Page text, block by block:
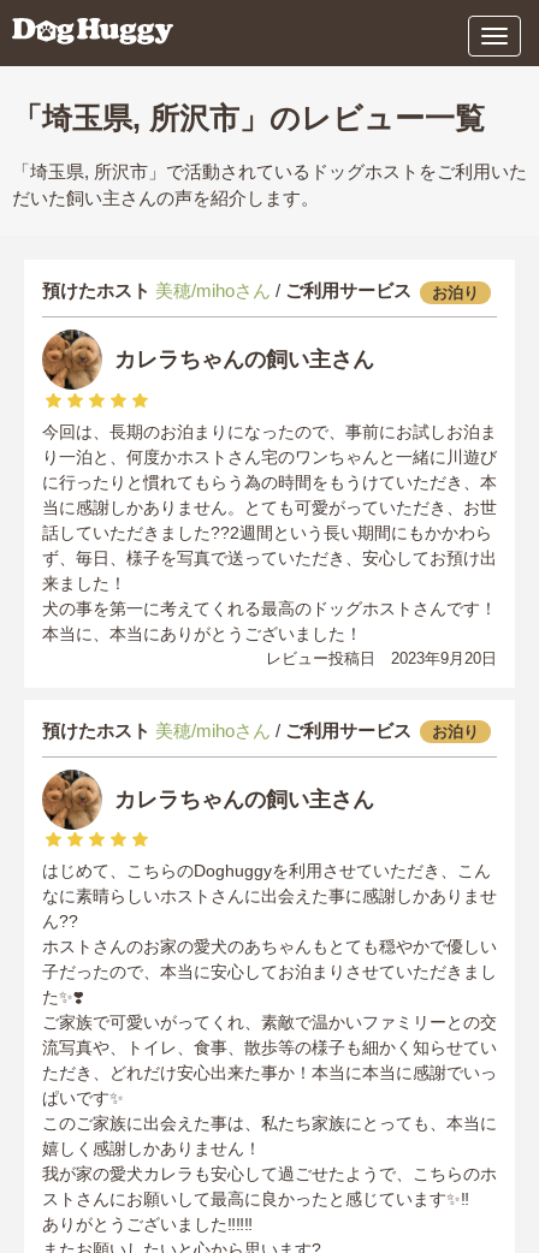
メ
ニ
「埼玉県, 所沢市」のレビュー一覧
「埼玉県, 所沢市」で活動されているドッグホストをご利用いた
だいた飼い主さんの声を紹介します。
預けたホスト 美穂/mihoさん / ご利用サービス お泊り
カレラちゃんの飼い主さん
今回は、長期のお泊まりになったので、事前にお試しお泊ま
り一泊と、何度かホストさん宅のワンちゃんと一緒に川遊び
に行ったりと慣れてもらう為の時間をもうけていただき、本
当に感謝しかありません。とても可愛がっていただき、お世
話していただきました??2週間という長い期間にもかかわら
ず、毎日、様子を写真で送っていただき、安心してお預け出
来ました！
犬の事を第一に考えてくれる最高のドッグホストさんです！
本当に、本当にありがとうございました！
レビュー投稿日 2023年9月20日
預けたホスト 美穂/mihoさん / ご利用サービス お泊り
カレラちゃんの飼い主さん
はじめて、こちらのDoghuggyを利用させていただき、こん
なに素晴らしいホストさんに出会えた事に感謝しかありませ
ん??
ホストさんのお家の愛犬のあちゃんもとても穏やかで優しい
子だったので、本当に安心してお泊まりさせていただきまし
た✨❣️
ご家族で可愛いがってくれ、素敵で温かいファミリーとの交
流写真や、トイレ、食事、散歩等の様子も細かく知らせてい
ただき、どれだけ安心出来た事か！本当に本当に感謝でいっ
ぱいです✨
このご家族に出会えた事は、私たち家族にとっても、本当に
嬉しく感謝しかありません！
我が家の愛犬カレラも安心して過ごせたようで、こちらのホ
ストさんにお願いして最高に良かったと感じています✨‼️
ありがとうございました‼️‼️‼️